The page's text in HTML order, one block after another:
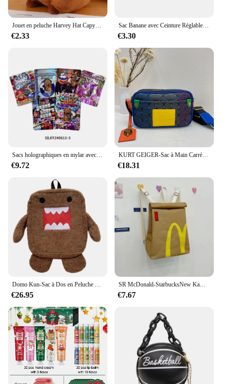
Jouet en peluche Harvey Hat Capybara, tortue de simulation, sac à dos, animaux en peluche, anneau de cercle de main de papa, pendentif de petite taille
€2.33
Sac Banane avec Ceinture Réglable pour Homme et Femme, Sacoche de Taille Mobile pour Fitness, Course à Pied, Randonnée
€3.30
Sacs holographiques en mylar avec fermeture éclair, 100 pièces, emballage pour cadeaux, fêtes de fin d'année, anniversaires, accessoires amusants, ensembles de jeux de bricolage
€9.72
KURT GEIGER-Sac à Main Carré avec Fermeture Éclair pour Femme, Sacoche de Luxe de Styliste, à la Mode
€18.31
Domo Kun-Sac à Dos en Peluche pour Enfant, Femme et Homme, Mignon, Kawaii, Dessin Animé, Cartable d'École
€26.95
SR McDonald-StarbucksNew Kawai btStudent Backpack, Casual Proximity Wstring Backpack, KDavid School, Birthday Gift, Wholesale
€7.67